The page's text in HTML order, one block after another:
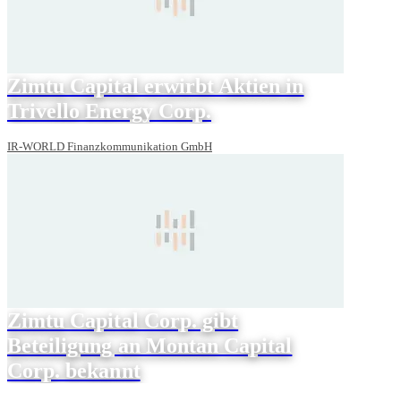
Zimtu Capital erwirbt Aktien in
Trivello Energy Corp.
IR-WORLD Finanzkommunikation GmbH
Zimtu Capital Corp. gibt
Beteiligung an Montan Capital
Corp. bekannt